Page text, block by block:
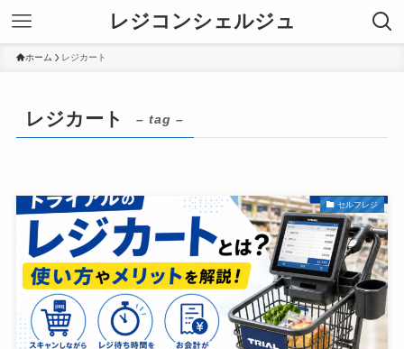
レジコンシェルジュ
ホーム レジカート
レジカート – tag –
セルフレジ